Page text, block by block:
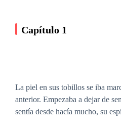
Capítulo 1
La piel en sus tobillos se iba
anterior. Empezaba a dejar de
sentía desde hacía mucho, su